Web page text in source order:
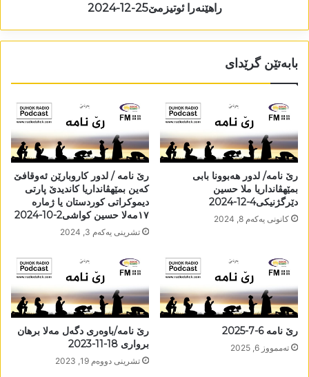
راھێنەرا ئوتیزمێ25-12-2024
بابەتێن گرێدای
رێ نامە/ لدور ھەبوونا بابی
بمێھڤانداریا ملا حسین
دێرگژنیکی4-12-2024
كانونی یه‌كه‌م 8, 2024
رێ نامە / لدور کاروبارێن ئەوقافێ
کەین بمێھڤانداریا کاندیدێ پارتی
دیموکراتی کوردستان یا ژمارە
١٧مەلا حسین کواشی2-10-2024
تشرینی یه‌كه‌م 3, 2024
رێ نامە 6-7-2025
تەممووز 6, 2025
رێ نامە/باوەری دگەل مەلا برھان
برواری 18-11-2023
تشرینی دووه‌م 19, 2023